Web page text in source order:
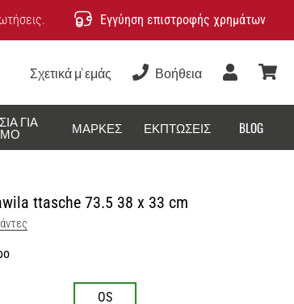
Εγγύηση επιστροφής χρημάτων
Σχετικά μ' εμάς Βοήθεια
Χρήστης
ΓΙΑ ΜΆΡΚΕΣ ΕΚΠΤΏΣΕΙΣ BLOG
ttasche 73.5 38 x 33 cm
OS